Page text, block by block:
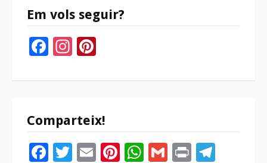
Em vols seguir?
Facebook
Instagram
Comparteix!
Facebook
Twitter
EmailPinterest
WhatsApp
Gmail
Print